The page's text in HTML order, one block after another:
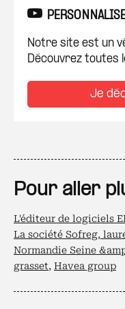
Notre site est un
Découvrez toutes
Je
Pour aller
L'éditeur de logiciels
La société Sofreg,
Normandie Seine
grasset, Havea group